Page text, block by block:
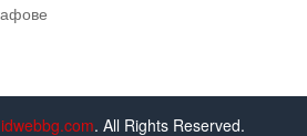
idwebbg.com. All Rights Reserved.